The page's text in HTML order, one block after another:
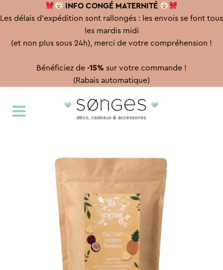
INFO CONGÉ MATERNITÉ
Les délais d'expédition sont rallongés : les envois se font tous
les mardis midi
(et non plus sous 24h), merci de votre compréhension !
Bénéficiez de -15% sur votre commande !
(Rabais automatique)
à
au